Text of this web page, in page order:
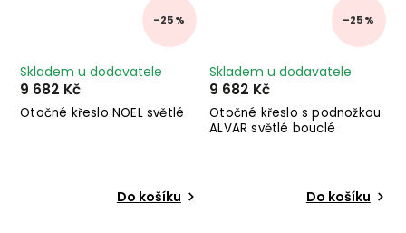
–25 %
Otočné křeslo NOEL světlé
Skladem u dodavatele
9 682 Kč
Do košíku
–25 %
Otočné křeslo s podnožkou
ALVAR světlé bouclé
Skladem u dodavatele
9 682 Kč
Do košíku